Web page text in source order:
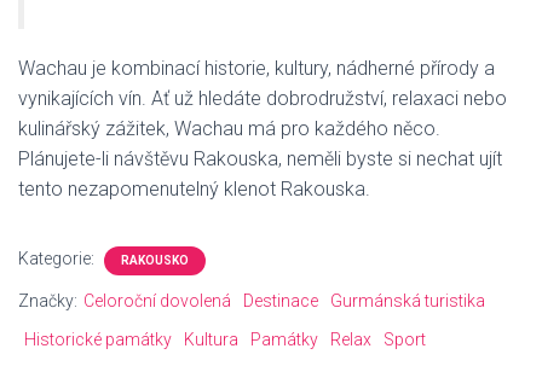
Wachau je kombinací historie, kultury, nádherné přírody a
vynikajících vín. Ať už hledáte dobrodružství, relaxaci nebo
kulinářský zážitek, Wachau má pro každého něco.
Plánujete-li návštěvu Rakouska, neměli byste si nechat ujít
tento nezapomenutelný klenot Rakouska.
Kategorie: RAKOUSKO
Značky: Celoroční dovolená Destinace
Gurmánská turistika
Historické památky
Kultura Památky Relax
Sport